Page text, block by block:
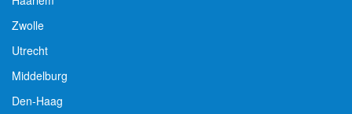
Zwolle
Utrecht
Middelburg
Den-Haag